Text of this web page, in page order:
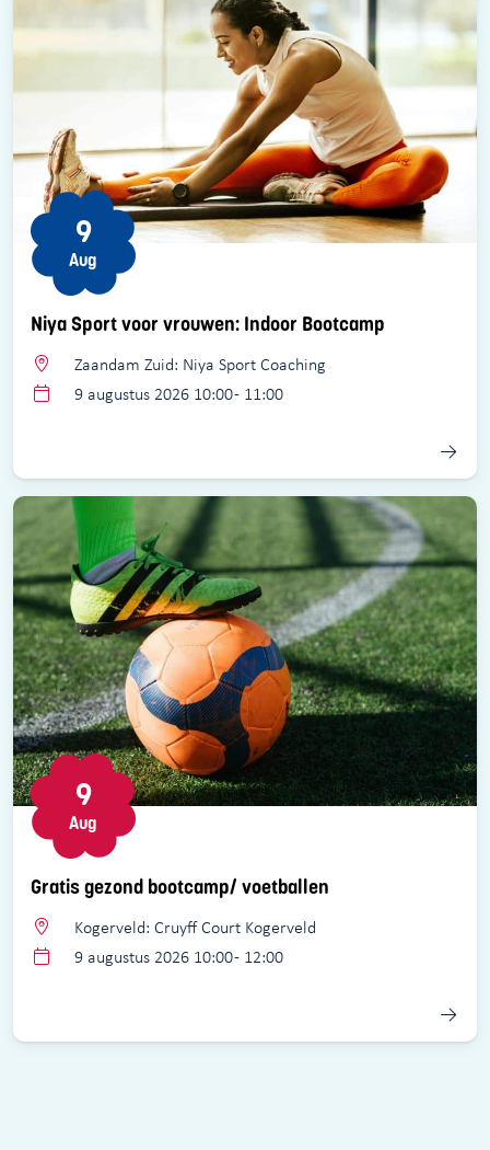
Niya Sport voor vrouwen: Indoor Bootcamp
9
Aug
Zaandam Zuid: Niya Sport Coaching
9 augustus 2026 10:00 - 11:00
Gratis gezond bootcamp/ voetballen
9
Aug
Kogerveld: Cruyff Court Kogerveld
9 augustus 2026 10:00 - 12:00